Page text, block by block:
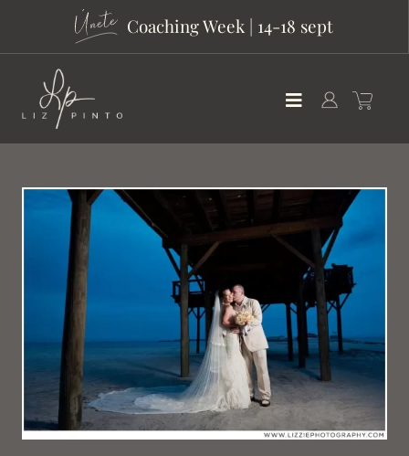
Coaching Week | 14-18 sept